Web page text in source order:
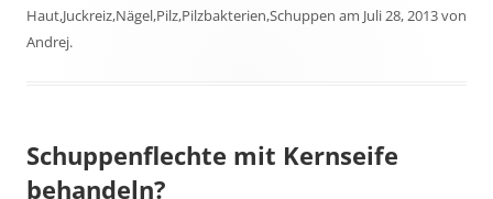
Haut,Juckreiz,Nägel,Pilz,Pilzbakterien,Schuppen am Juli 28, 2013von
Andrej.
Schuppenflechte mit Kernseife
behandeln?